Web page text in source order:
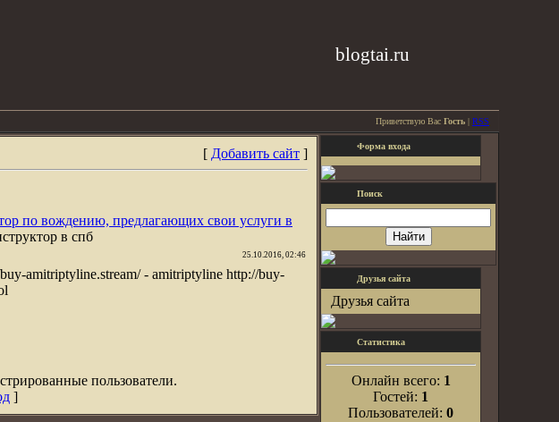
blogtai.ru
Приветствую Вас Гость | RSS
[ Добавить сайт ]
по вождению, предлагающих свои услуги в
в спб
25.10.2016, 02:46
amitriptyline.stream/ - amitriptyline http://buy-
пользователи.
]
Форма входа
Поиск
Друзья сайта
Друзья сайта
Статистика
Онлайн всего: 1
Гостей: 1
Пользователей: 0